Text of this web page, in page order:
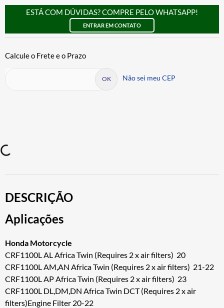
ESTÁ COM DÚVIDAS? COMPRE PELO WHATSAPP!
ENTRAR EM CONTATO
Não sei meu CEP
DESCRIÇÃO
Aplicações
Honda Motorcycle
CRF1100L AL Africa Twin (Requires 2 x air filters) 20
CRF1100L AM,AN Africa Twin (Requires 2 x air filters) 21-22
CRF1100L AP Africa Twin (Requires 2 x air filters) 23
CRF1100L DL,DM,DN Africa Twin DCT (Requires 2 x air
filters)Engine Filter 20-22